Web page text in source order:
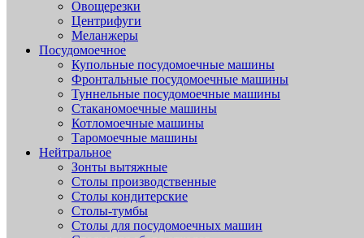
Овощерезки
Центрифуги
Меланжеры
Посудомоечное
Купольные посудомоечные машины
Фронтальные посудомоечные машины
Туннельные посудомоечные машины
Стаканомоечные машины
Котломоечные машины
Таромоечные машины
Нейтральное
Зонты вытяжные
Столы производственные
Столы кондитерские
Столы-тумбы
Столы для посудомоечных машин